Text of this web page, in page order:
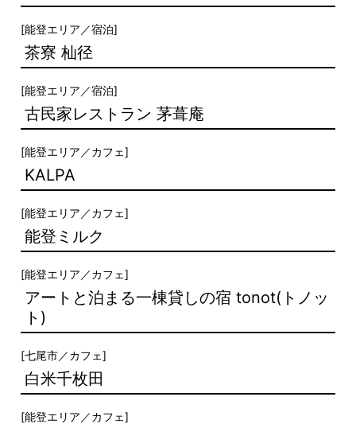
[能登エリア ／宿泊]
茶寮 杣径
[能登エリア ／宿泊]
古民家レストラン 茅葺庵
[能登エリア ／カフェ]
KALPA
[能登エリア ／カフェ]
能登ミルク
[能登エリア ／カフェ]
アートと泊まる一棟貸しの宿 tonot(トノッ
ト)
[七尾市／カフェ]
白米千枚田
[能登エリア ／カフェ]